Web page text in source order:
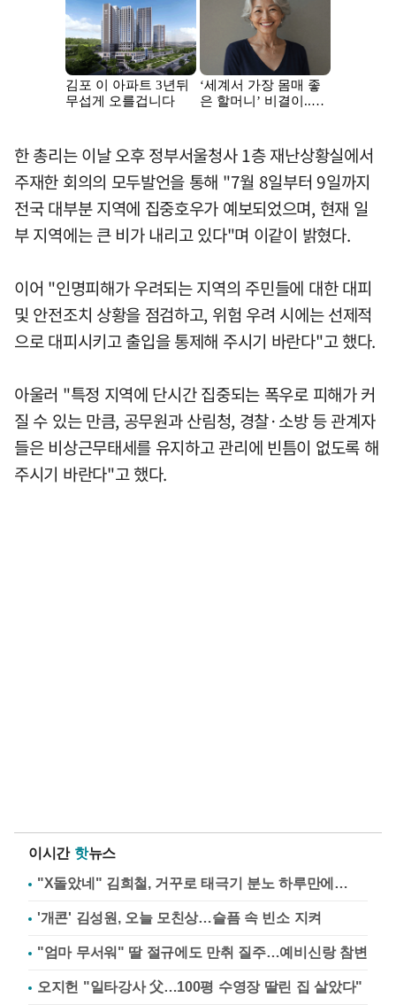
한 총리는 이날 오후 정부서울청사 1층 재난상황실에서
주재한 회의의 모두발언을 통해 "7월 8일부터 9일까지
전국 대부분 지역에 집중호우가 예보되었으며, 현재 일
부 지역에는 큰 비가 내리고 있다"며 이같이 밝혔다.
이어 "인명피해가 우려되는 지역의 주민들에 대한 대피
및 안전조치 상황을 점검하고, 위험 우려 시에는 선제적
으로 대피시키고 출입을 통제해 주시기 바란다"고 했다.
아울러 "특정 지역에 단시간 집중되는 폭우로 피해가 커
질 수 있는 만큼, 공무원과 산림청, 경찰·소방 등 관계자
들은 비상근무태세를 유지하고 관리에 빈틈이 없도록 해
주시기 바란다"고 했다.
이시간 핫뉴스
"X돌았네" 김희철, 거꾸로 태극기 분노 하루만에…
'개콘' 김성원, 오늘 모친상…슬픔 속 빈소 지켜
"엄마 무서워" 딸 절규에도 만취 질주…예비신랑 참변
오지헌 "일타강사 父…100평 수영장 딸린 집 살았다"